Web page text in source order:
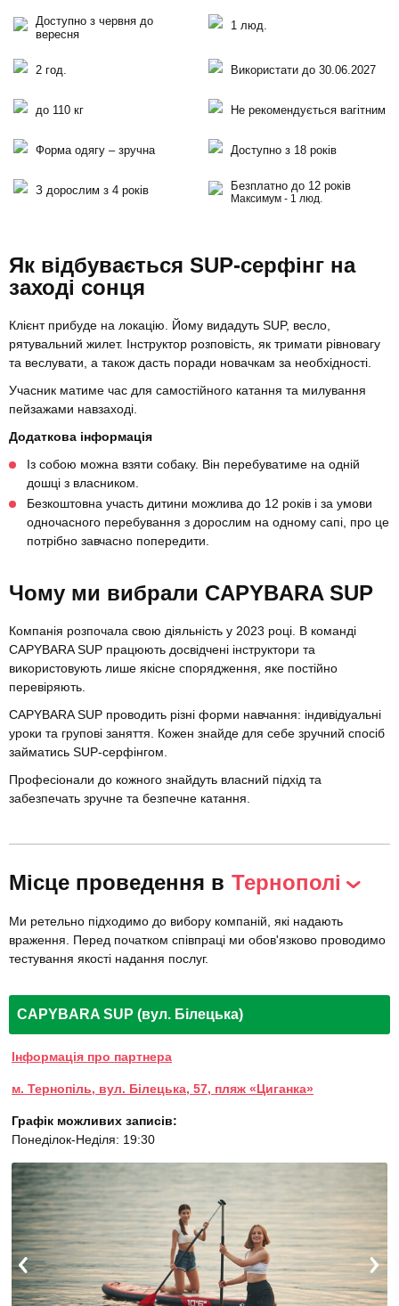
Доступно з червня до
вересня
1 люд.
2 год. Використати до 30.06.2027
до 110 кг Не рекомендується вагітним
Форма одягу – зручна Доступно з 18 років
З дорослим з 4 років Безплатно до 12 років
Максимум - 1 люд.
Як відбувається SUP-серфінг на
заході сонця
Клієнт прибуде на локацію. Йому видадуть SUP, весло,
рятувальний жилет. Інструктор розповість, як тримати рівновагу
та веслувати, а також дасть поради новачкам за необхідності.
Учасник матиме час для самостійного катання та милування
пейзажами навзаході.
Додаткова інформація
Із собою можна взяти собаку. Він перебуватиме на одній
дошці з власником.
Безкоштовна участь дитини можлива до 12 років і за умови
одночасного перебування з дорослим на одному сапі, про це
потрібно завчасно попередити.
Чому ми вибрали CAPYBARA SUP
Компанія розпочала свою діяльність у 2023 році. В команді
CAPYBARA SUP працюють досвідчені інструктори та
використовують лише якісне спорядження, яке постійно
перевіряють.
CAPYBARA SUP проводить різні форми навчання: індивідуальні
уроки та групові заняття. Кожен знайде для себе зручний спосіб
займатись SUP-серфінгом.
Професіонали до кожного знайдуть власний підхід та
забезпечать зручне та безпечне катання.
Місце проведення в Тернополі
Ми ретельно підходимо до вибору компаній, які надають
враження. Перед початком співпраці ми обов'язково проводимо
тестування якості надання послуг.
CAPYBARA SUP (вул. Білецька)
Інформація про партнера
м. Тернопіль, вул. Білецька, 57, пляж «Циганка»
Графік можливих записів:
Понеділок-Неділя: 19:30